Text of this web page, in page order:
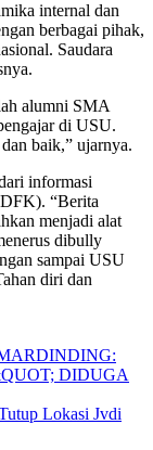
internal dan
berbagai pihak,
Saudara
alumni SMA
di USU.
baik,” ujarnya.
informasi
“Berita
menjadi alat
dibully
sampai USU
diri dan
Lokasi Jvdi